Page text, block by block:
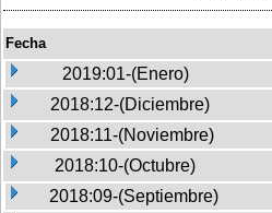
Fecha
2019:01-(Enero)
2018:12-(Diciembre)
2018:11-(Noviembre)
2018:10-(Octubre)
2018:09-(Septiembre)